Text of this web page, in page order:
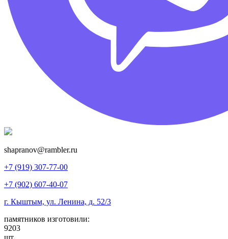
shapranov@rambler.ru
+7 (919) 307-77-00
+7 (902) 607-40-07
г. Кыштым, ул. Ленина, д. 52/3
памятников изготовили:
9203